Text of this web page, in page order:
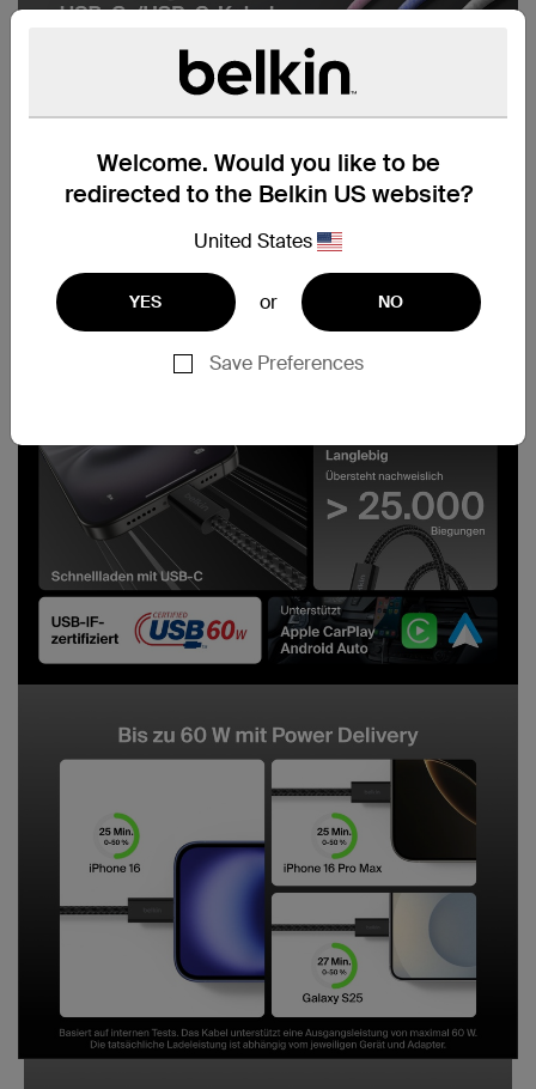
Welcome. Would you like to be
redirected to the Belkin US website?
United States
YES or NO
Save Preferences